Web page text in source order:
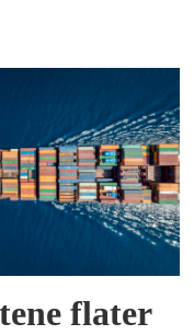
flater